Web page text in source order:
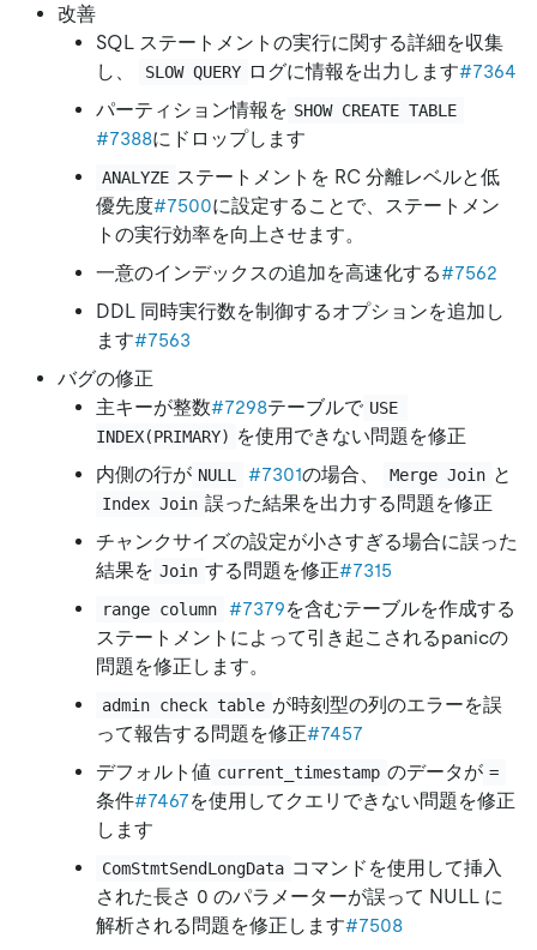
改善
SQL ステートメントの実行に関する詳細を収集
し、
SLOW QUERY ログに情報を出力します#7364
パーティション情報を SHOW CREATE TABLE
#7388にドロップします
ANALYZE ステートメントを RC 分離レベルと低
優先度#7500に設定することで、ステートメン
トの実行効率を向上させます。
一意のインデックスの追加を高速化する#7562
DDL 同時実行数を制御するオプションを追加し
ます#7563
バグの修正
主キーが整数#7298テーブルで USE
INDEX(PRIMARY) を使用できない問題を修正
内側の行が NULL #7301の場合、 Merge Join と
Index Join 誤った結果を出力する問題を修正
チャンクサイズの設定が小さすぎる場合に誤った
結果を Join する問題を修正#7315
range column #7379を含むテーブルを作成する
ステートメントによって引き起こされるpanicの
問題を修正します。
admin check table が時刻型の列のエラーを誤
って報告する問題を修正#7457
デフォルト値 current_timestamp のデータが =
条件#7467を使用してクエリできない問題を修正
します
ComStmtSendLongData コマンドを使用して挿入
された長さ 0 のパラメーターが誤って NULL に
解析される問題を修正します#7508